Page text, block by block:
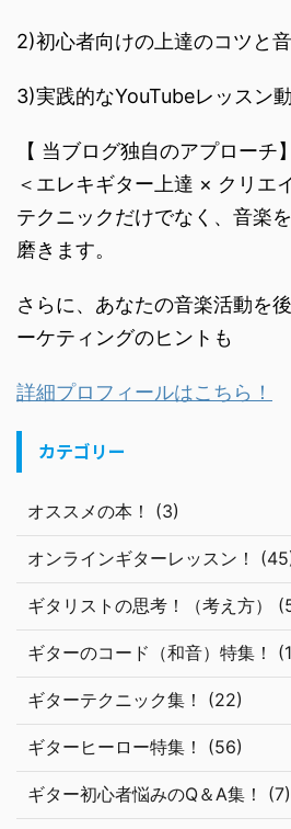
2)初心者向けの上達のコツと
3)実践的なYouTubeレッスン
【 当ブログ独自のアプローチ】
＜エレキギター上達 × クリエ
テクニックだけでなく、音楽
磨きます。
さらに、あなたの音楽活動を
ーケティングのヒントも
詳細プロフィールはこちら！
カテゴリー
オススメの本！ (3)
オンラインギターレッスン！
ギタリストの思考！（考え方）
ギターのコード（和音）特集！
ギターテクニック集！ (22)
ギターヒーロー特集！ (56)
ギター初心者悩みのQ＆A集！ (7)